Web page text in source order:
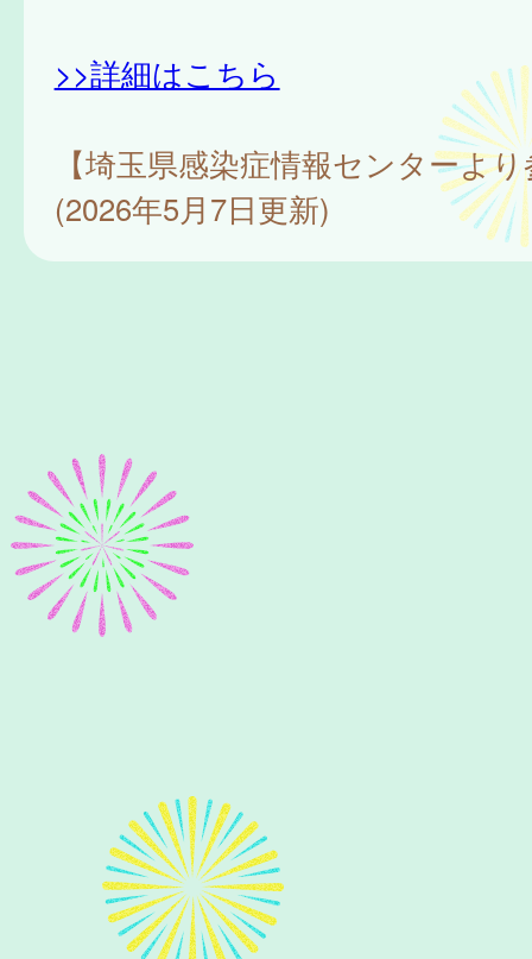
>>詳細はこちら
【埼玉県感染症情報センターよ
(2026年5月7日更新)